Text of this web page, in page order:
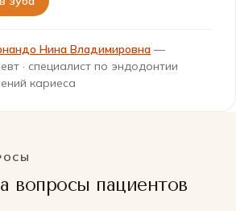
Нина Владимировна —
· специалист по эндодонтии
кариеса
вопросы пациентов